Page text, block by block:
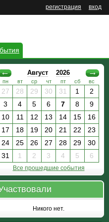
вход
регистрация
← Август 2026 →
пн вт ср чт пт сб вс
27 28 29 30 31 1
2
3
4 5 6 7 8
9
10
11 12 13 14 15
16
17
18 19 20 21 22
23
24
25 26 27 28 29
30
31
1 2 3 4 5 6
Все прошедшие события
Никого нет.